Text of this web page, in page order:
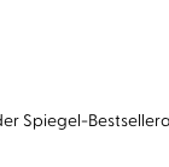
Spiegel-